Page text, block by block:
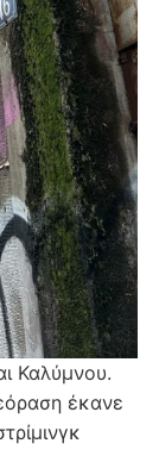
Καλύμνου.
έκανε